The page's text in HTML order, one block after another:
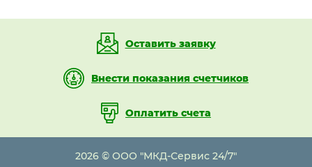
Оставить заявку
Внести показания счетчиков
Оплатить счета
2026 © ООО "МКД-Сервис 24/7"